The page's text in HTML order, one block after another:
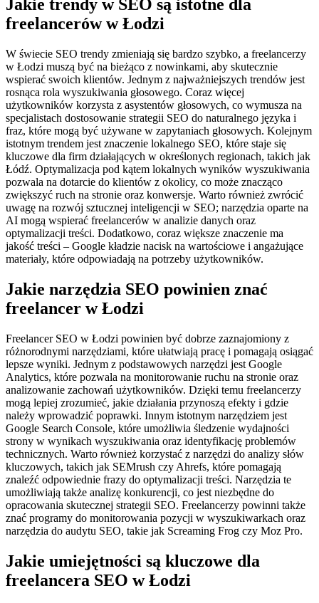
Jakie trendy w SEO są istotne dla
freelancerów w Łodzi
W świecie SEO trendy zmieniają się bardzo szybko, a freelancerzy
w Łodzi muszą być na bieżąco z nowinkami, aby skutecznie
wspierać swoich klientów. Jednym z najważniejszych trendów jest
rosnąca rola wyszukiwania głosowego. Coraz więcej
użytkowników korzysta z asystentów głosowych, co wymusza na
specjalistach dostosowanie strategii SEO do naturalnego języka i
fraz, które mogą być używane w zapytaniach głosowych. Kolejnym
istotnym trendem jest znaczenie lokalnego SEO, które staje się
kluczowe dla firm działających w określonych regionach, takich jak
Łódź. Optymalizacja pod kątem lokalnych wyników wyszukiwania
pozwala na dotarcie do klientów z okolicy, co może znacząco
zwiększyć ruch na stronie oraz konwersje. Warto również zwrócić
uwagę na rozwój sztucznej inteligencji w SEO; narzędzia oparte na
AI mogą wspierać freelancerów w analizie danych oraz
optymalizacji treści. Dodatkowo, coraz większe znaczenie ma
jakość treści – Google kładzie nacisk na wartościowe i angażujące
materiały, które odpowiadają na potrzeby użytkowników.
Jakie narzędzia SEO powinien znać
freelancer w Łodzi
Freelancer SEO w Łodzi powinien być dobrze zaznajomiony z
różnorodnymi narzędziami, które ułatwiają pracę i pomagają osiągać
lepsze wyniki. Jednym z podstawowych narzędzi jest Google
Analytics, które pozwala na monitorowanie ruchu na stronie oraz
analizowanie zachowań użytkowników. Dzięki temu freelancerzy
mogą lepiej zrozumieć, jakie działania przynoszą efekty i gdzie
należy wprowadzić poprawki. Innym istotnym narzędziem jest
Google Search Console, które umożliwia śledzenie wydajności
strony w wynikach wyszukiwania oraz identyfikację problemów
technicznych. Warto również korzystać z narzędzi do analizy słów
kluczowych, takich jak SEMrush czy Ahrefs, które pomagają
znaleźć odpowiednie frazy do optymalizacji treści. Narzędzia te
umożliwiają także analizę konkurencji, co jest niezbędne do
opracowania skutecznej strategii SEO. Freelancerzy powinni także
znać programy do monitorowania pozycji w wyszukiwarkach oraz
narzędzia do audytu SEO, takie jak Screaming Frog czy Moz Pro.
Jakie umiejętności są kluczowe dla
freelancera SEO w Łodzi